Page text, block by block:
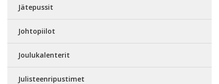
Jätepussit
Johtopiilot
Joulukalenterit
Julisteenripustimet